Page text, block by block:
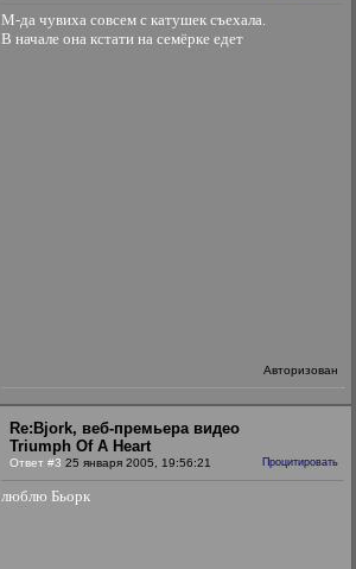
М-да чувиха совсем с катушек съехала.
В начале она кстати на семёрке едет
Авторизован
Re:Bjork, веб-премьера видео
Triumph Of A Heart
Ответ #3 25 января 2005, 19:56:21 Процитировать
люблю Бьорк